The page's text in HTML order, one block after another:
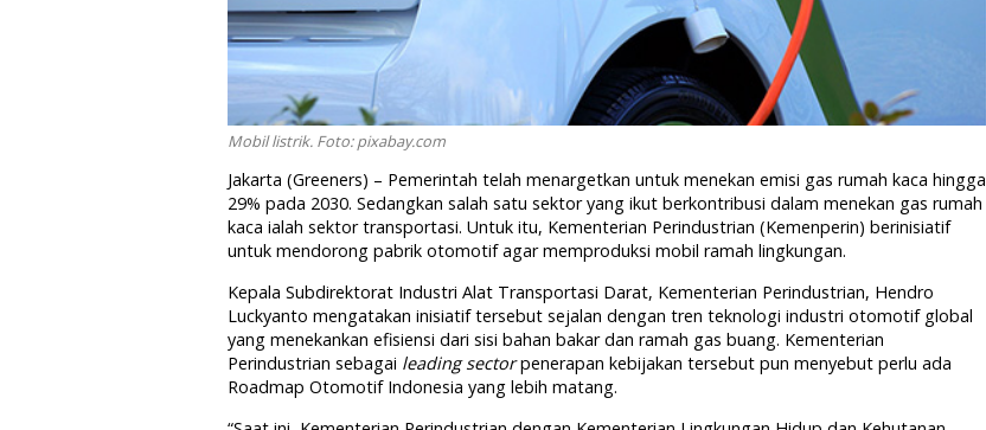
Mobil listrik. Foto: pixabay.com
Jakarta (Greeners) – Pemerintah telah menargetkan untuk menekan emisi gas rumah kaca hingga
29% pada 2030. Sedangkan salah satu sektor yang ikut berkontribusi dalam menekan gas rumah
kaca ialah sektor transportasi. Untuk itu, Kementerian Perindustrian (Kemenperin) berinisiatif
untuk mendorong pabrik otomotif agar memproduksi mobil ramah lingkungan.
Kepala Subdirektorat Industri Alat Transportasi Darat, Kementerian Perindustrian, Hendro
Luckyanto mengatakan inisiatif tersebut sejalan dengan tren teknologi industri otomotif global
yang menekankan efisiensi dari sisi bahan bakar dan ramah gas buang. Kementerian
Perindustrian sebagai leading sectorpenerapan kebijakan tersebut pun menyebut perlu ada
Roadmap Otomotif Indonesia yang lebih matang.